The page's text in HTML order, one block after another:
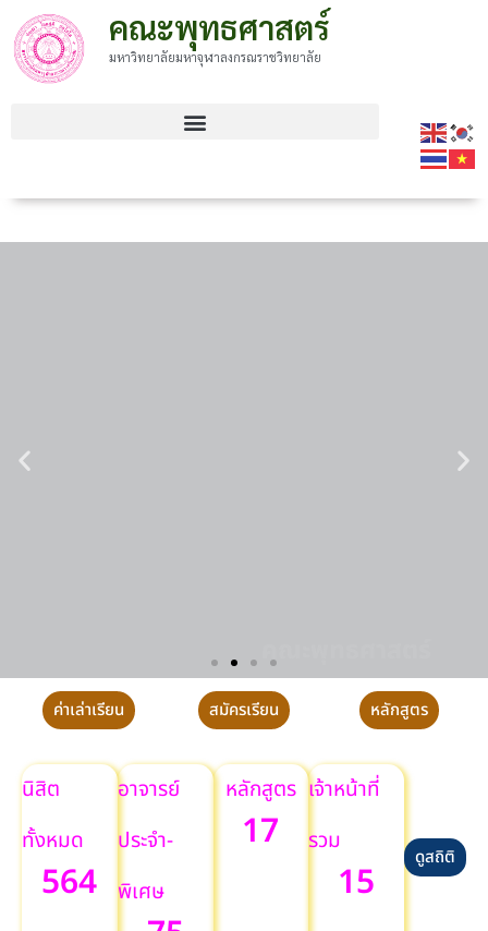
คณะพุทธศาสตร์
มหาวิทยาลัยมหาจุฬาลงกรณราชวิทยาลัย
ค่าเล่าเรียน สมัครเรียน หลักสูตร
นิสิต
ทั้งหมด
564
อาจารย์
ประจำ-
พิเศษ
หลักสูตร
17
เจ้าหน้าที่
รวม
15
ดูสถิติ